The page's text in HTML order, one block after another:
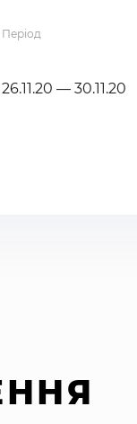
Період
26.11.20 — 30.11.20